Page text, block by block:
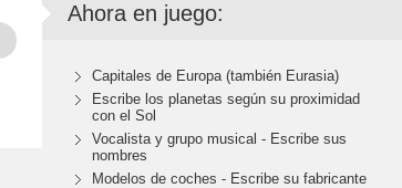
Ahora en juego:
Capitales de Europa (también Eurasia)
Escribe los planetas según su proximidad
con el Sol
Vocalista y grupo musical - Escribe sus
nombres
Modelos de coches - Escribe su fabricante